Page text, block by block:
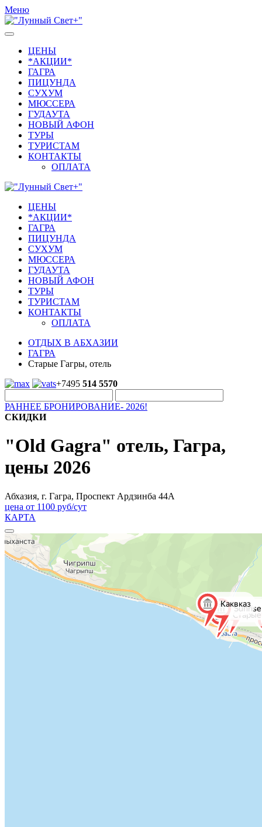
Меню
ЦЕНЫ
*АКЦИИ*
ГАГРА
ПИЦУНДА
СУХУМ
МЮССЕРА
ГУДАУТА
НОВЫЙ АФОН
ТУРЫ
ТУРИСТАМ
КОНТАКТЫ
ОПЛАТА
ЦЕНЫ
*АКЦИИ*
ГАГРА
ПИЦУНДА
СУХУМ
МЮССЕРА
ГУДАУТА
НОВЫЙ АФОН
ТУРЫ
ТУРИСТАМ
КОНТАКТЫ
ОПЛАТА
ОТДЫХ В АБХАЗИИ
ГАГРА
Старые Гагры, отель
+7495 514 5570
РАННЕЕ БРОНИРОВАНИЕ- 2026!
СКИДКИ
"Old Gagra" отель, Гагра,
цены 2026
Абхазия, г. Гагра, Проспект Ардзинба 44А
цена от 1100 руб/сут
КАРТА